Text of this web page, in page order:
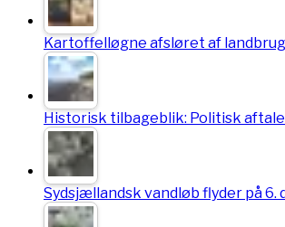
Kartoffelløgne afsløret af
Historisk tilbageblik: Politisk
Sydsjællandsk vandløb flyder på 6.